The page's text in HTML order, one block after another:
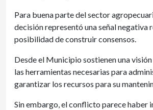
Para buena parte del sector
decisión representó una señal negativa
posibilidad de construir consensos.
Desde el Municipio sostienen una
las herramientas necesarias para
garantizar los recursos para su
Sin embargo, el conflicto parece haber